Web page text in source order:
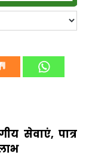
सेवाएं, पात्र